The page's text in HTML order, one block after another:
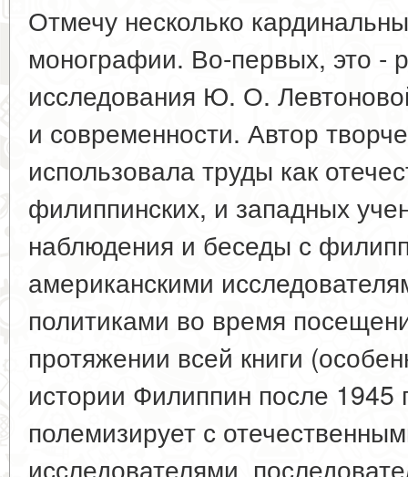
Отмечу несколько
монографии. Во-первых, это -
исследования Ю. О.
и современности. Автор
использовала труды как
филиппинских, и западных
наблюдения и беседы с
американскими
политиками во время
протяжении всей книги
истории Филиппин после 1945
полемизирует с
исследователями,